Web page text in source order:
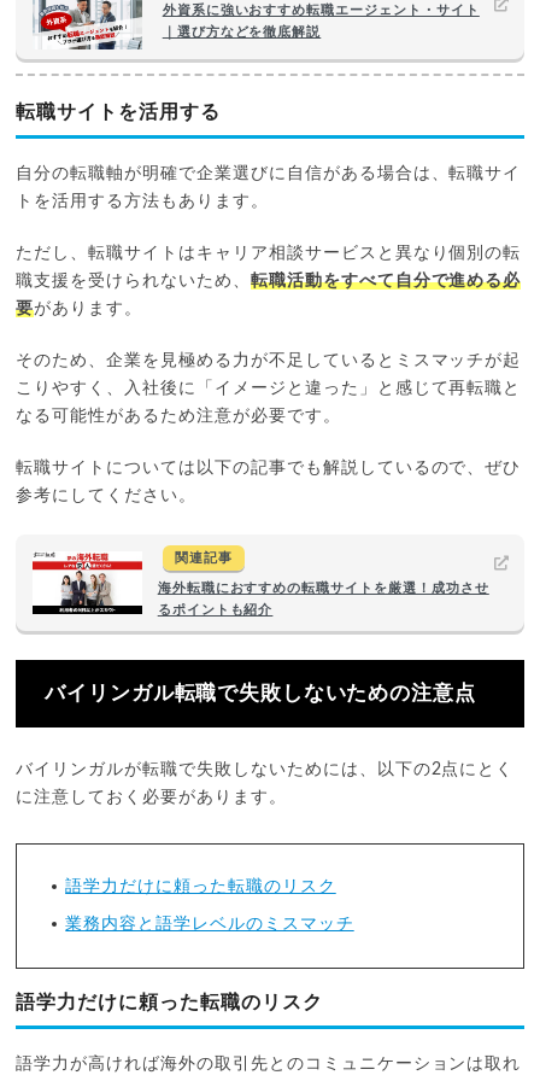
外資系に強いおすすめ転職エージェント・サイト
｜選び方などを徹底解説
転職サイトを活用する
自分の転職軸が明確で企業選びに自信がある場合は、転職サイ
トを活用する方法もあります。
ただし、転職サイトはキャリア相談サービスと異なり個別の転
職支援を受けられないため、 転職活動をすべて自分で進める必
要があります。
そのため、企業を見極める力が不足しているとミスマッチが起
こりやすく、入社後に「イメージと違った」と感じて再転職と
なる可能性があるため注意が必要です。
転職サイトについては以下の記事でも解説しているので、ぜひ
参考にしてください。
関連記事
海外転職におすすめの転職サイトを厳選！成功させ
るポイントも紹介
バイリンガル転職で失敗しないための注意点
バイリンガルが転職で失敗しないためには、以下の2点にとく
に注意しておく必要があります。
語学力だけに頼った転職のリスク
業務内容と語学レベルのミスマッチ
語学力だけに頼った転職のリスク
語学力が高ければ海外の取引先とのコミュニケーションは取れ